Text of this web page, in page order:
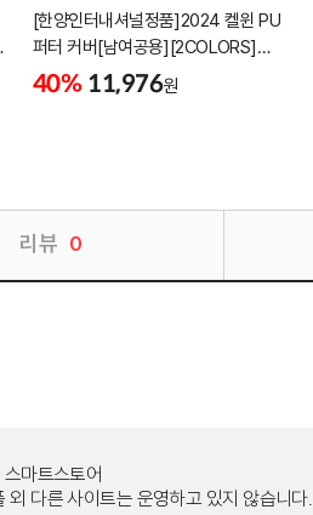
[한양인터내셔널정품]2024 켈윈 PU
퍼터 커버[남여공용][2COLORS]
[KW-PC320]
40% 11,976원
리뷰 0
마트스토어
다른 사이트는 운영하고 있지 않습니다.